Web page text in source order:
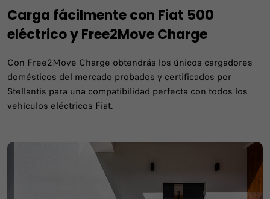
Carga fácilmente con Fiat 500
eléctrico y Free2Move Charge
Con Free2Move Charge obtendrás los únicos cargadores
domésticos del mercado probados y certificados por
Stellantis para una compatibilidad perfecta con todos los
vehículos eléctricos Fiat.